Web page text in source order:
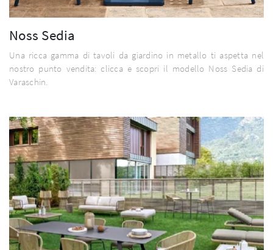
Noss Sedia
Una ricca gamma di tavoli da giardino in metallo ti aspetta nel
nostro punto vendita: clicca e scopri il modello Noss Sedia di
Varaschin.